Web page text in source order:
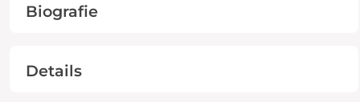
Biografie
Details